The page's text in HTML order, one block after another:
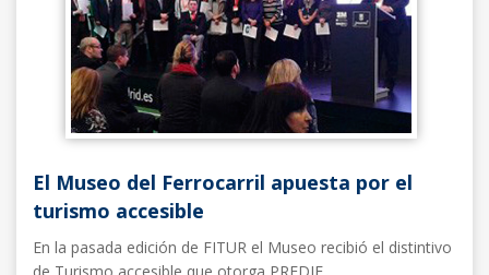
El Museo del Ferrocarril apuesta por el
turismo accesible
En la pasada edición de FITUR el Museo recibió el distintivo